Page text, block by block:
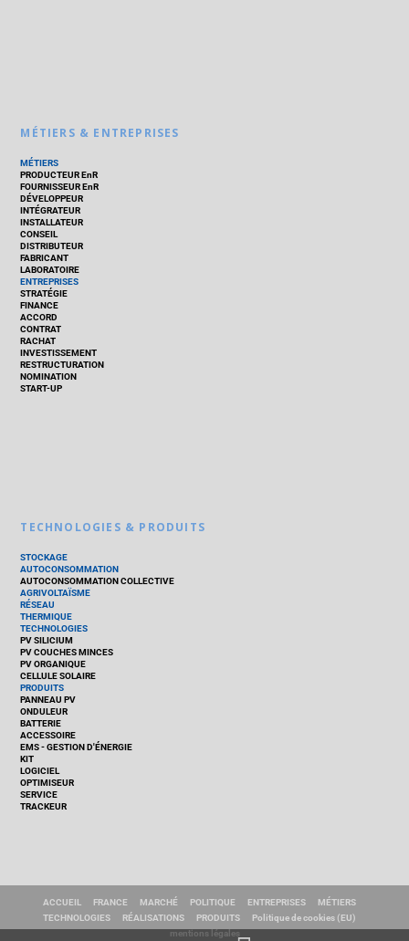
MÉTIERS & ENTREPRISES
MÉTIERS
PRODUCTEUR EnR
FOURNISSEUR EnR
DÉVELOPPEUR
INTÉGRATEUR
INSTALLATEUR
CONSEIL
DISTRIBUTEUR
FABRICANT
LABORATOIRE
ENTREPRISES
STRATÉGIE
FINANCE
ACCORD
CONTRAT
RACHAT
INVESTISSEMENT
RESTRUCTURATION
NOMINATION
START-UP
TECHNOLOGIES & PRODUITS
STOCKAGE
AUTOCONSOMMATION
AUTOCONSOMMATION COLLECTIVE
AGRIVOLTAÏSME
RÉSEAU
THERMIQUE
TECHNOLOGIES
PV SILICIUM
PV COUCHES MINCES
PV ORGANIQUE
CELLULE SOLAIRE
PRODUITS
PANNEAU PV
ONDULEUR
BATTERIE
ACCESSOIRE
EMS - GESTION D'ÉNERGIE
KIT
LOGICIEL
OPTIMISEUR
SERVICE
TRACKEUR
ACCUEIL FRANCE MARCHÉ POLITIQUE ENTREPRISES
MÉTIERS
TECHNOLOGIES
RÉALISATIONS PRODUITS
Politique de cookies (EU)
mentions légales